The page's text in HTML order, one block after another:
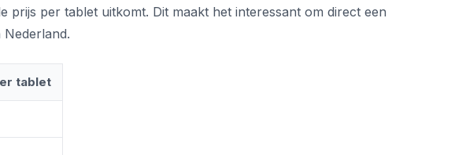
prijs per tablet uitkomt. Dit maakt het interessant om direct een
tablet